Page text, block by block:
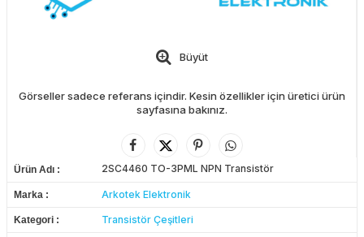
Büyüt
Görseller sadece referans içindir. Kesin özellikler için üretici ürün
sayfasına bakınız.
Ürün Adı 2SC4460 TO-3PML NPN Transistör
Marka Arkotek Elektronik
Kategori Transistör Çeşitleri